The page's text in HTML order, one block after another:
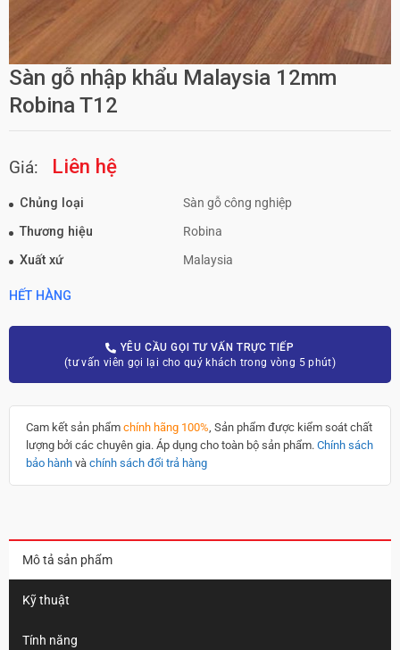
Sàn gỗ nhập khẩu Malaysia 12mm
Robina T12
Giá: Liên hệ
Chủng loại
Sàn gỗ công nghiệp
Thương hiệu
Robina
Xuất xứ
Malaysia
HẾT HÀNG
YÊU CẦU GỌI TƯ VẤN TRỰC TIẾP
(tư vấn viên gọi lại cho quý khách trong vòng 5 phút)
Cam kết sản phẩm chính hãng 100%, Sản phẩm được kiểm soát chất
lượng bởi các chuyên gia. Áp dụng cho toàn bộ sản phẩm. Chính sách
bảo hành và chính sách đổi trả hàng
Mô tả sản phẩm
Kỹ thuật
Tính năng